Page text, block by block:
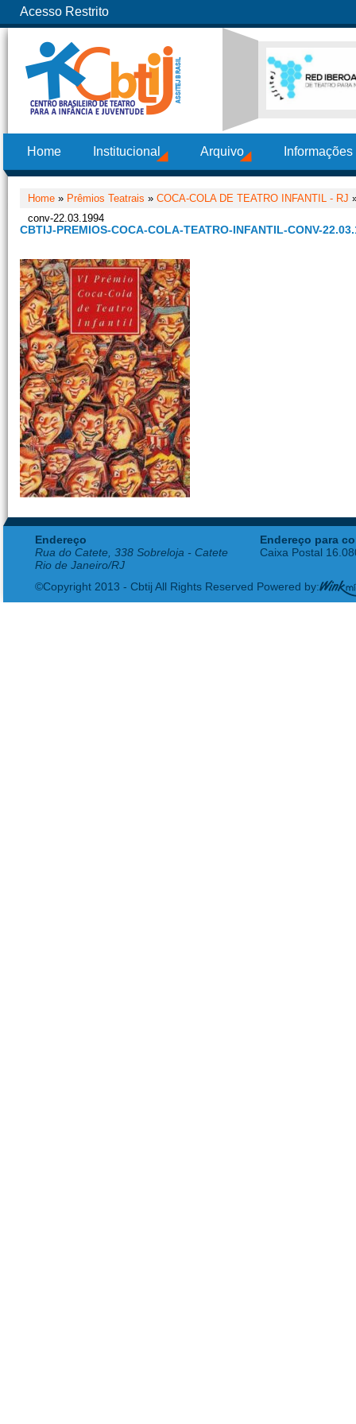
Acesso Restrito
Home Institucional Arquivo
Home » Prêmios Teatrais » COCA-COLA DE TEATRO INFANTIL - RJ
conv-22.03.1994
CBTIJ-PREMIOS-COCA-COLA-TEATRO-INFANTIL-CONV-
Endereço
Rua do Catete, 338 Sobreloja - Catete
Rio de Janeiro/RJ
Endereço para
Caixa Postal
©Copyright 2013 - Cbtij All Rights Reserved Powered by: